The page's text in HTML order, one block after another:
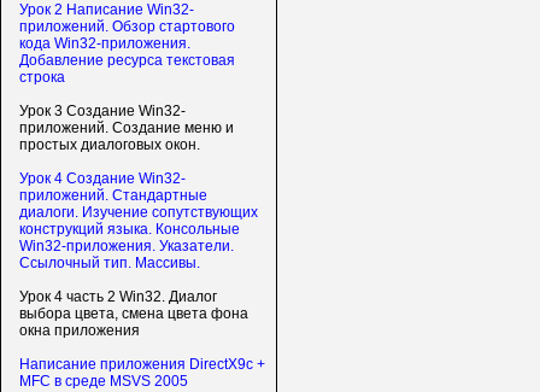
Урок 2 Написание Win32-
приложений. Обзор стартового
кода Win32-приложения.
Добавление ресурса текстовая
строка
Урок 3 Создание Win32-
приложений. Создание меню и
простых диалоговых окон.
Урок 4 Создание Win32-
приложений. Стандартные
диалоги. Изучение сопутствующих
конструкций языка. Консольные
Win32-приложения. Указатели.
Ссылочный тип. Массивы.
Урок 4 часть 2 Win32. Диалог
выбора цвета, смена цвета фона
окна приложения
Написание приложения DirectX9c +
MFC в среде MSVS 2005